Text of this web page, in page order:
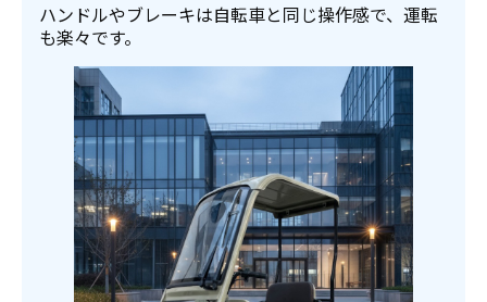
ハンドルやブレーキは自転車と同じ操作感で、運転
も楽々です。